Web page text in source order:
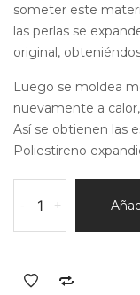
someter este
las perlas se
original,
Luego se moldea
nuevamente a
Así se obtienen las
Poliestireno
-
Por
30Kg/M3
+